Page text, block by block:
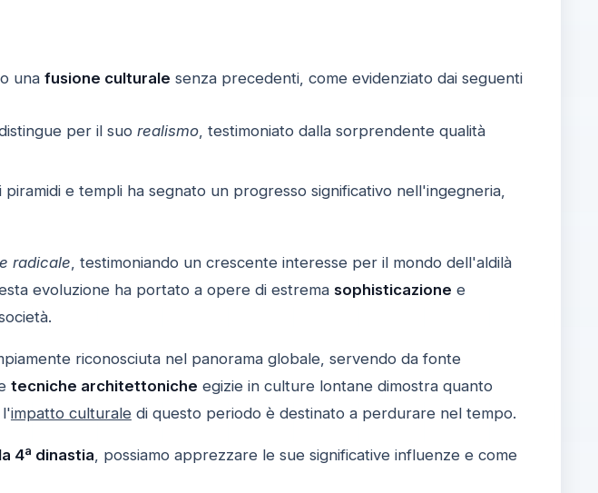
una fusione culturale senza precedenti, come evidenziato dai seguenti
per il suo realismo, testimoniato dalla sorprendente qualità
e templi ha segnato un progresso significativo nell'ingegneria,
radicale , testimoniando un crescente interesse per il mondo dell'aldilà
evoluzione ha portato a opere di estrema sophisticazione e
riconosciuta nel panorama globale, servendo da fonte
tecniche architettoniche egizie in culture lontane dimostra quanto
l'impatto culturaledi questo periodo è destinato a perdurare nel tempo.
4ª dinastia , possiamo apprezzare le sue significative influenze e come